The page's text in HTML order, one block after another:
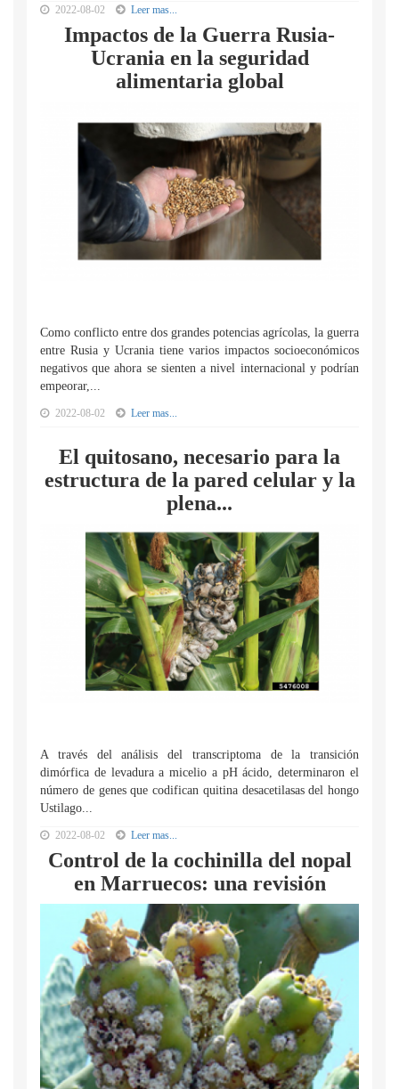
2022-08-02 Leer mas...
Impactos de la Guerra Rusia-
Ucrania en la seguridad
alimentaria global
Como conflicto entre dos grandes potencias agrícolas, la guerra
entre Rusia y Ucrania tiene varios impactos socioeconómicos
negativos que ahora se sienten a nivel internacional y podrían
empeorar,...
2022-08-02 Leer mas...
El quitosano, necesario para la
estructura de la pared celular y la
plena...
A través del análisis del transcriptoma de la transición
dimórfica de levadura a micelio a pH ácido, determinaron el
número de genes que codifican quitina desacetilasas del hongo
Ustilago...
2022-08-02 Leer mas...
Control de la cochinilla del nopal
en Marruecos: una revisión